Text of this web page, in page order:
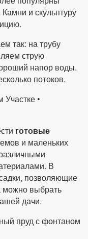
и скульптуру
так: на трубу
струю
напор воды.
потоков.
готовые
и маленьких
В
позволяющие
можно выбрать
дачи.
пруд с фонтаном